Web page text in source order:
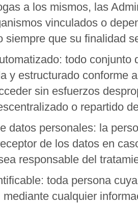
a los mismos, las
vinculados o
siempre que su finalidad
todo
y estructurado conforme
sin esfuerzos
o repartido
datos personales: la
de los datos en
responsable del
toda persona
mediante cualquier